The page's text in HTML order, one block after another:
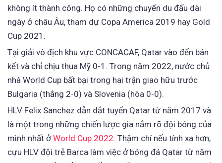
không ít thành công. Họ có những chuyến du đấu dài
ngày ở châu Âu, tham dự Copa America 2019 hay Gold
Cup 2021.
Tại giải vô địch khu vực CONCACAF, Qatar vào đến bán
kết và chỉ chịu thua Mỹ 0-1. Trong năm 2022, nước chủ
nhà World Cup bất bại trong hai trận giao hữu trước
Bulgaria (thắng 2-0) và Slovenia (hòa 0-0).
HLV Felix Sanchez dẫn dắt tuyển Qatar từ năm 2017 và
là một trong những chiến lược gia nắm rõ đội bóng của
mình nhất ở World Cup 2022. Thậm chí nếu tính xa hơn,
cựu HLV đội trẻ Barca làm việc ở bóng đá Qatar từ năm